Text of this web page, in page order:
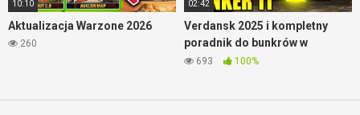
10:10
Aktualizacja Warzone 2026
260
02:42
Verdansk 2025 i kompletny
poradnik do bunkrów w
Warzone
693 100%